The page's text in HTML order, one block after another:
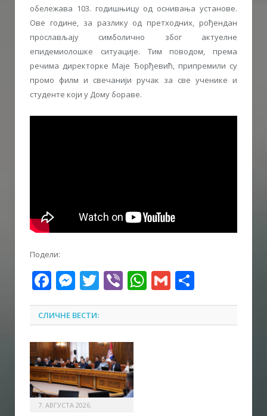
обележава 103. годишњицу од оснивања установе.
Ове године, за разлику од претходних, рођендан
прослављају симболично због актуелне
епидемиолошке ситуације. Тим поводом, према
речима директорке Маје Ђорђевић, припремили су
промо филм и свечанији ручак за све ученике и
студенте који у Дому бораве.
Подели:
Facebook
Messenger
Twitter
ViberWhatsApp
Gmail
СЛИЧНЕ ВЕСТИ:
7. АВГУСТА 2026.